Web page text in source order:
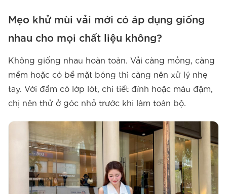
Mẹo khử mùi vải mới có áp dụng giống
nhau cho mọi chất liệu không?
Không giống nhau hoàn toàn. Vải càng mỏng, càng
mềm hoặc có bề mặt bóng thì càng nên xử lý nhẹ
tay. Với đầm có lớp lót, chi tiết đính hoặc màu đậm,
chị nên thử ở góc nhỏ trước khi làm toàn bộ.